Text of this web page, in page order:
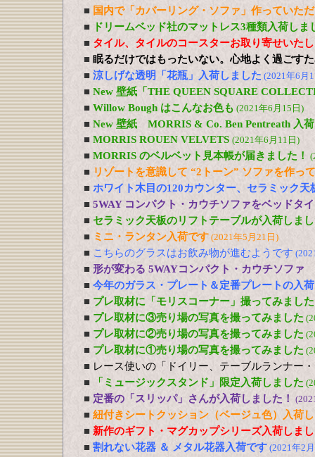
■ 国内で「カバーリング・ソファ」作っていた
■
ドリームベッド社のマットレス3種類入荷しま
■ タイル、タイルのコースターお取り寄せいた
■ 眠るだけではもったいない。心地よく過ごす
■ 涼しげな透明「花瓶」入荷しました (2021年6月
■ New 壁紙「THE QUEEN SQUARE
■ Willow Bough はこんなお色も (2021年6月15日)
■ New 壁紙 MORRIS & Co. Ben Pentreath 入
■ MORRIS ROUEN VELVETS (2021年6月11日)
■ MORRIS のベルベット見本帳が届きました！
■ リゾートを意識して “2トーン” ソファを作っ
■ ホワイト木目の120カウンター、セラミック天
■ 5WAY コンパクト・カウチソファをベッドタ
■ セラミック天板のリフトテーブルが入荷しま
■ ミニ・ランタン入荷です (2021年5月21日)
■ こちらのグラスはお飲み物が進むようです
■ 形が変わる 5WAYコンパクト・カウチソファ
■ 今年のガラス・プレート＆定番プレートの入
■ プレ取材に「モリスコーナー」撮ってみました
■ プレ取材に③売り場の写真を撮ってみました
■ プレ取材に②売り場の写真を撮ってみました
■ プレ取材に①売り場の写真を撮ってみました
■ レース使いの「ドイリー、テーブルランナー
■
「ミュージックスタンド」限定入荷しました
■ 定番の「スリッパ」さんが入荷しました！
■ 紐付きシートクッション（ベージュ色）入荷
■ 新作のギフト・マグカップシリーズ入荷しま
■ 割れない花器 ＆ メタル花器入荷です (2021年2